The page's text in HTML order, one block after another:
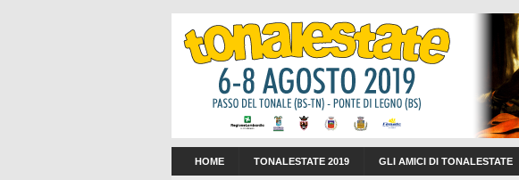
HOME TONALESTATE 2019 GLI AMICI DI TONALESTATE